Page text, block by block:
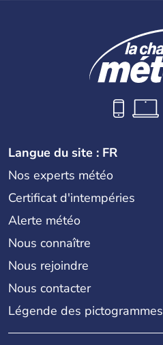
Langue du site : FR
Nos experts météo
Certificat d'intempéries
Alerte météo
Nous connaître
Nous rejoindre
Nous contacter
Légende des pictogrammes